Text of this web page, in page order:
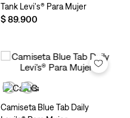
Tank Levi's® Para Mujer
$89.900
Camiseta Blue Tab Daily